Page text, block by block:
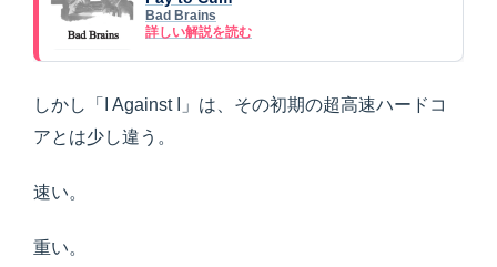
Bad Brains
詳しい解説を読む
しかし「I Against I」は、その初期の超高速ハードコ
アとは少し違う。
速い。
重い。